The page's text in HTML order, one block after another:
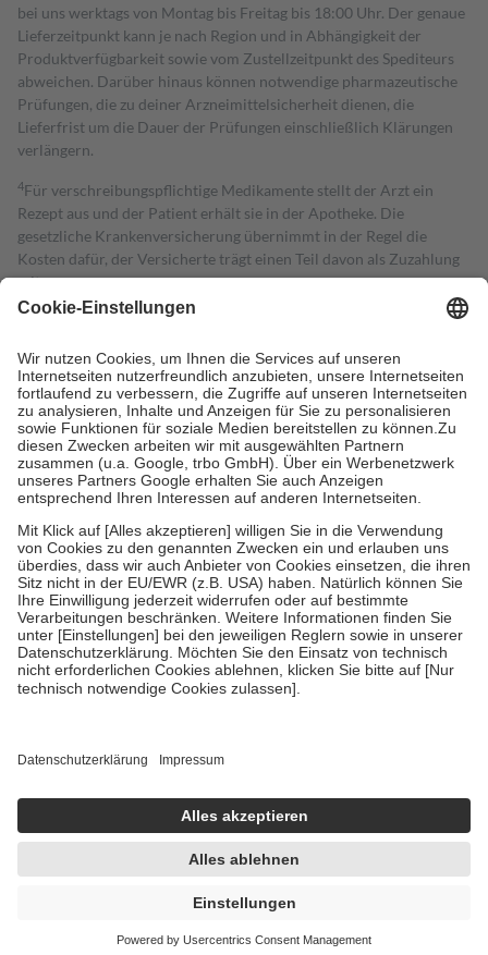
bei uns werktags von Montag bis Freitag bis 18:00 Uhr. Der genaue
Lieferzeitpunkt kann je nach Region und in Abhängigkeit der
Produktverfügbarkeit sowie vom Zustellzeitpunkt des Spediteurs
abweichen. Darüber hinaus können notwendige pharmazeutische
Prüfungen, die zu deiner Arzneimittelsicherheit dienen, die
Lieferfrist um die Dauer der Prüfungen einschließlich Klärungen
verlängern.
4Für verschreibungspflichtige Medikamente stellt der Arzt ein
Rezept aus und der Patient erhält sie in der Apotheke. Die
gesetzliche Krankenversicherung übernimmt in der Regel die
Kosten dafür, der Versicherte trägt einen Teil davon als Zuzahlung
mit.
Grundsätzlich leisten Mitglieder Zuzahlungen in Höhe von zehn
höchstens zehn Euro.
Es sind jedoch nie mehr als die tatsächlichen
Kosten der Leistung zu entrichten.
Diese Regeln gelten grundsätzlich auch für Online-Apotheken.
Bei Heilmitteln und häuslicher Krankenpflege beträgt die
Zuzahlung zehn Prozent der Kosten sowie zehn Euro je
Verordnung.
Um das Engagement der Versicherten für ihre eigene Gesundheit zu
stärken und die besondere Stellung der Familie zu unterstützen,
fallenkeine Zuzahlungenan bei:
• Kindern und Jugendlichen bis zum vollendeten 18. Lebensjahr
mit Ausnahme der Fahrkosten
• Untersuchungen zur Vorsorge und Früherkennung, die von der
GKV getragen werden
• empfohlenen Schutzimpfungen
• Harn- und Blutteststreifen
getroffen, um sicherzustellen, dass es sich um echte Bewertungen
https://help.etrusted.com/hc/de/articles/4419944605341
Einige Bilder und Inhalte wurden unter Zuhilfenahme künstlicher